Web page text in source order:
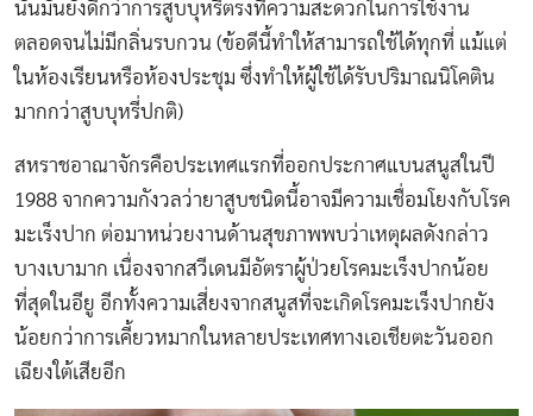
นั้นมันยังดีกว่าการสูบบุหรี่ตรงที่ความสะดวกในการใช้งาน
ตลอดจนไม่มีกลิ่นรบกวน (ข้อดีนี้ทำให้สามารถใช้ได้ทุกที่ แม้แต่
ในห้องเรียนหรือห้องประชุม ซึ่งทำให้ผู้ใช้ได้รับปริมาณนิโคติน
มากกว่าสูบบุหรี่ปกติ)
สหราชอาณาจักรคือประเทศแรกที่ออกประกาศแบนสนูสในปี
1988 จากความกังวลว่ายาสูบชนิดนี้อาจมีความเชื่อมโยงกับโรค
มะเร็งปาก ต่อมาหน่วยงานด้านสุขภาพพบว่าเหตุผลดังกล่าว
บางเบามาก เนื่องจากสวีเดนมีอัตราผู้ป่วยโรคมะเร็งปากน้อย
ที่สุดในอียู อีกทั้งความเสี่ยงจากสนูสที่จะเกิดโรคมะเร็งปากยัง
น้อยกว่าการเคี้ยวหมากในหลายประเทศทางเอเชียตะวันออก
เฉียงใต้เสียอีก